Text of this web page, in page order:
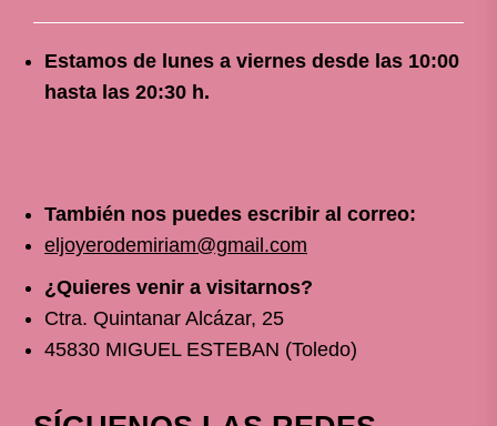
Estamos de lunes a viernes desde las 10:00
hasta las 20:30 h.
También nos puedes escribir al correo:
eljoyerodemiriam@gmail.com
¿Quieres venir a visitarnos?
Ctra. Quintanar Alcázar, 25
45830 MIGUEL ESTEBAN (Toledo)